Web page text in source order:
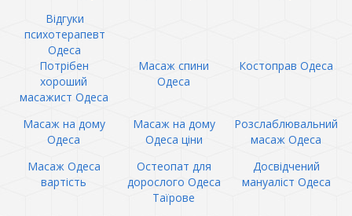
Відгуки
психотерапевт
Одеса
Потрібен
хороший
масажист Одеса
Масаж спини
Одеса
Костоправ Одеса
Масаж на дому
Одеса
Масаж на дому
Одеса ціни
Розслаблювальний
масаж Одеса
Масаж Одеса
вартість
Остеопат для
дорослого Одеса
Таїрове
Досвідчений
мануаліст Одеса